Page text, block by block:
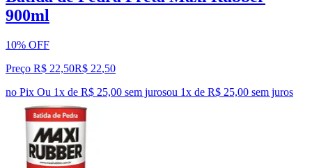
900ml
10% OFF
Preço R$ 22,50R$ 22,50
no Pix Ou 1x de R$ 25,00 sem jurosou 1x de R$ 25,00 sem juros